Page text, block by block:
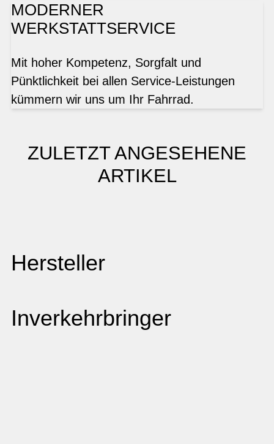
MODERNER
WERKSTATTSERVICE
Mit hoher Kompetenz, Sorgfalt und
Pünktlichkeit bei allen Service-Leistungen
kümmern wir uns um Ihr Fahrrad.
ZULETZT ANGESEHENE
ARTIKEL
Hersteller
Inverkehrbringer